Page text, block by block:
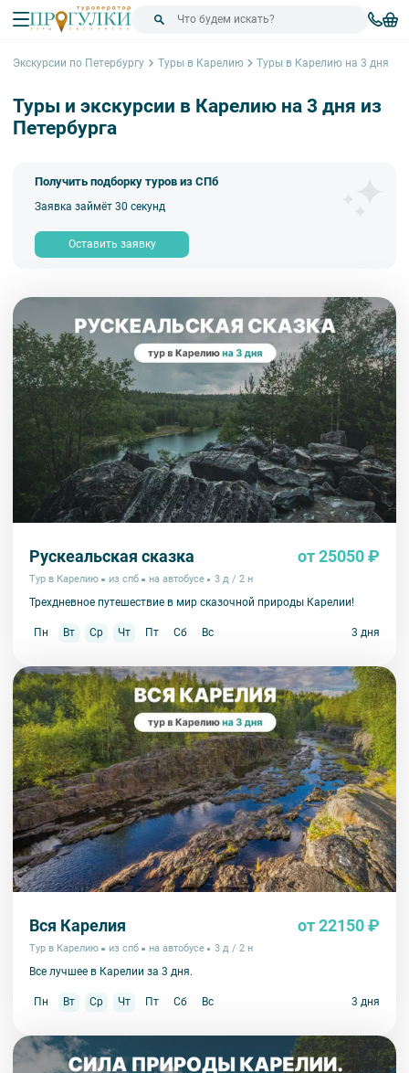
Экскурсии по Петербургу Туры в Карелию Туры в Карелию на 3 дня
Туры и экскурсии в Карелию на 3 дня из
Петербурга
Получить подборку туров из СПб
Заявка займёт 30 секунд
Оставить заявку
Рускеальская сказка от 25050 ₽
Тур в Карелию из спб на автобусе 3 д / 2 н
Трехдневное путешествие в мир сказочной природы Карелии!
Пн Вт Ср Чт Пт Сб Вс 3 дня
Вся Карелия от 22150 ₽
Тур в Карелию из спб на автобусе 3 д / 2 н
Все лучшее в Карелии за 3 дня.
Пн Вт Ср Чт Пт Сб Вс 3 дня